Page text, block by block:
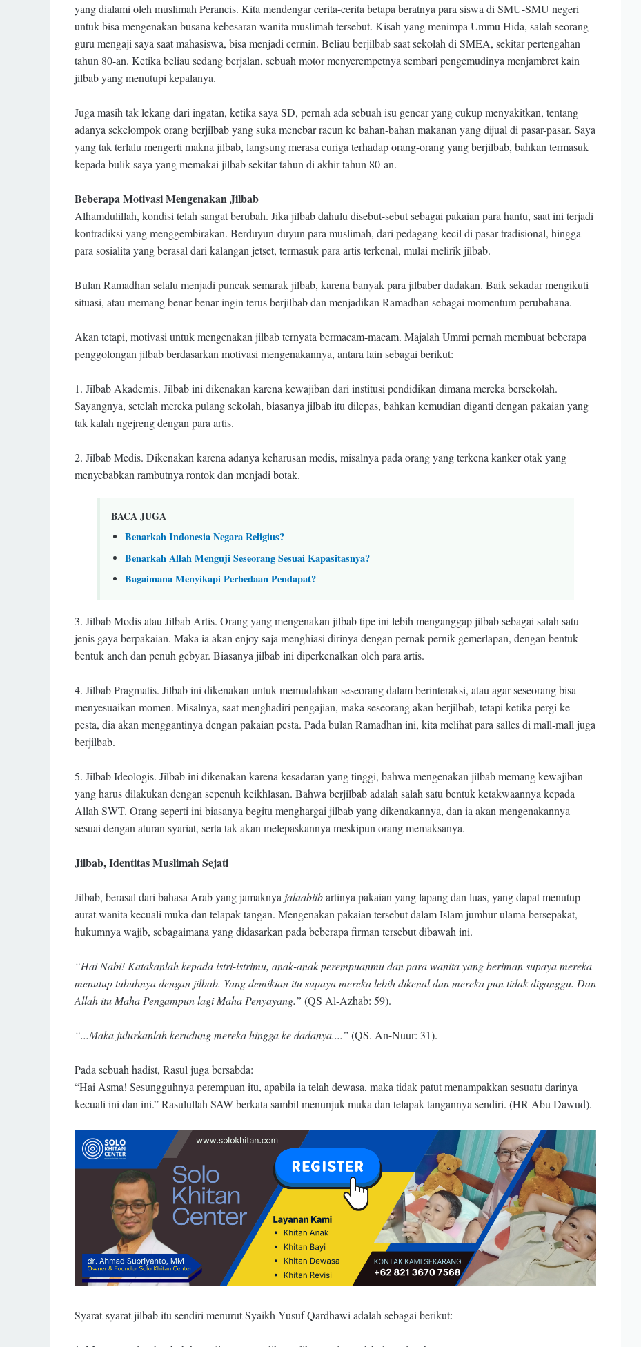
yang dialami oleh muslimah Perancis. Kita mendengar cerita-cerita betapa beratnya para siswa di SMU-SMU negeri
untuk bisa mengenakan busana kebesaran wanita muslimah tersebut. Kisah yang menimpa Ummu Hida, salah seorang
guru mengaji saya saat mahasiswa, bisa menjadi cermin. Beliau berjilbab saat sekolah di SMEA, sekitar pertengahan
tahun 80-an. Ketika beliau sedang berjalan, sebuah motor menyerempetnya sembari pengemudinya menjambret kain
jilbab yang menutupi kepalanya.
Juga masih tak lekang dari ingatan, ketika saya SD, pernah ada sebuah isu gencar yang cukup menyakitkan, tentang
adanya sekelompok orang berjilbab yang suka menebar racun ke bahan-bahan makanan yang dijual di pasar-pasar. Saya
yang tak terlalu mengerti makna jilbab, langsung merasa curiga terhadap orang-orang yang berjilbab, bahkan termasuk
kepada bulik saya yang memakai jilbab sekitar tahun di akhir tahun 80-an.
Beberapa Motivasi Mengenakan Jilbab
Alhamdulillah, kondisi telah sangat berubah. Jika jilbab dahulu disebut-sebut sebagai pakaian para hantu, saat ini terjadi
kontradiksi yang menggembirakan. Berduyun-duyun para muslimah, dari pedagang kecil di pasar tradisional, hingga
para sosialita yang berasal dari kalangan jetset, termasuk para artis terkenal, mulai melirik jilbab.
Bulan Ramadhan selalu menjadi puncak semarak jilbab, karena banyak para jilbaber dadakan. Baik sekadar mengikuti
situasi, atau memang benar-benar ingin terus berjilbab dan menjadikan Ramadhan sebagai momentum perubahana.
Akan tetapi, motivasi untuk mengenakan jilbab ternyata bermacam-macam. Majalah Ummi pernah membuat beberapa
penggolongan jilbab berdasarkan motivasi mengenakannya, antara lain sebagai berikut:
1. Jilbab Akademis. Jilbab ini dikenakan karena kewajiban dari institusi pendidikan dimana mereka bersekolah.
Sayangnya, setelah mereka pulang sekolah, biasanya jilbab itu dilepas, bahkan kemudian diganti dengan pakaian yang
tak kalah ngejreng dengan para artis.
2. Jilbab Medis. Dikenakan karena adanya keharusan medis, misalnya pada orang yang terkena kanker otak yang
menyebabkan rambutnya rontok dan menjadi botak.
BACA JUGA
Benarkah Indonesia Negara Religius?
Benarkah Allah Menguji Seseorang Sesuai Kapasitasnya?
Bagaimana Menyikapi Perbedaan Pendapat?
3. Jilbab Modis atau Jilbab Artis. Orang yang mengenakan jilbab tipe ini lebih menganggap jilbab sebagai salah satu
jenis gaya berpakaian. Maka ia akan enjoy saja menghiasi dirinya dengan pernak-pernik gemerlapan, dengan bentuk-
bentuk aneh dan penuh gebyar. Biasanya jilbab ini diperkenalkan oleh para artis.
4. Jilbab Pragmatis. Jilbab ini dikenakan untuk memudahkan seseorang dalam berinteraksi, atau agar seseorang bisa
menyesuaikan momen. Misalnya, saat menghadiri pengajian, maka seseorang akan berjilbab, tetapi ketika pergi ke
pesta, dia akan menggantinya dengan pakaian pesta. Pada bulan Ramadhan ini, kita melihat para salles di mall-mall juga
berjilbab.
5. Jilbab Ideologis. Jilbab ini dikenakan karena kesadaran yang tinggi, bahwa mengenakan jilbab memang kewajiban
yang harus dilakukan dengan sepenuh keikhlasan. Bahwa berjilbab adalah salah satu bentuk ketakwaannya kepada
Allah SWT. Orang seperti ini biasanya begitu menghargai jilbab yang dikenakannya, dan ia akan mengenakannya
sesuai dengan aturan syariat, serta tak akan melepaskannya meskipun orang memaksanya.
Jilbab, Identitas Muslimah Sejati
Jilbab, berasal dari bahasa Arab yang jamaknya jalaabiibartinya pakaian yang lapang dan luas, yang dapat menutup
aurat wanita kecuali muka dan telapak tangan. Mengenakan pakaian tersebut dalam Islam jumhur ulama bersepakat,
hukumnya wajib, sebagaimana yang didasarkan pada beberapa firman tersebut dibawah ini.
“Hai Nabi! Katakanlah kepada istri-istrimu, anak-anak perempuanmu dan para wanita yang beriman supaya mereka
menutup tubuhnya dengan jilbab. Yang demikian itu supaya mereka lebih dikenal dan mereka pun tidak diganggu. Dan
Allah itu Maha Pengampun lagi Maha Penyayang.” (QS Al-Azhab: 59).
“...Maka julurkanlah kerudung mereka hingga ke dadanya....” (QS. An-Nuur: 31).
Pada sebuah hadist, Rasul juga bersabda:
“Hai Asma! Sesungguhnya perempuan itu, apabila ia telah dewasa, maka tidak patut menampakkan sesuatu darinya
kecuali ini dan ini.” Rasulullah SAW berkata sambil menunjuk muka dan telapak tangannya sendiri. (HR Abu Dawud).
Syarat-syarat jilbab itu sendiri menurut Syaikh Yusuf Qardhawi adalah sebagai berikut: